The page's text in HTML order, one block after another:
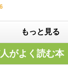
もっと見る
がよく読む本